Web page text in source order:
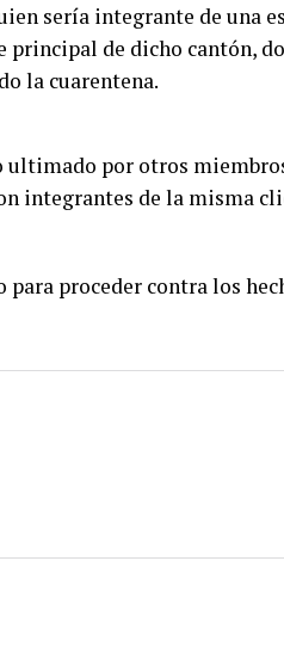
sería integrante de una
principal de dicho cantón,
la cuarentena.
ultimado por otros
integrantes de la misma
proceder contra los